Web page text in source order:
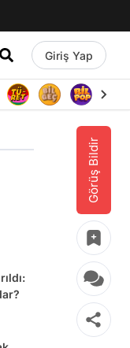
Giriş Yap
Görüş Bildir